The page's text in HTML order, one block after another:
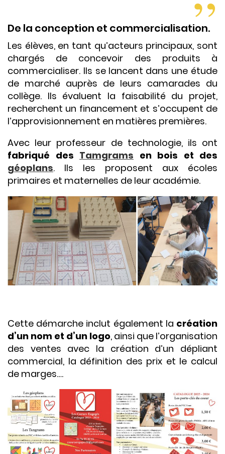
De la conception et commercialisation.
Les élèves, en tant qu’acteurs principaux, sont
chargés de concevoir des produits à
commercialiser. Ils se lancent dans une étude
de marché auprès de leurs camarades du
collège. Ils évaluent la faisabilité du projet,
recherchent un financement et s’occupent de
l’approvisionnement en matières premières.
Avec leur professeur de technologie, ils ont
fabriqué des Tamgrams en bois et des
géoplans. Ils les proposent aux écoles
primaires et maternelles de leur académie.
Cette démarche inclut également la création
d’un nom et d’un logo, ainsi que l’organisation
des ventes avec la création d’un dépliant
commercial, la définition des prix et le calcul
de marges….